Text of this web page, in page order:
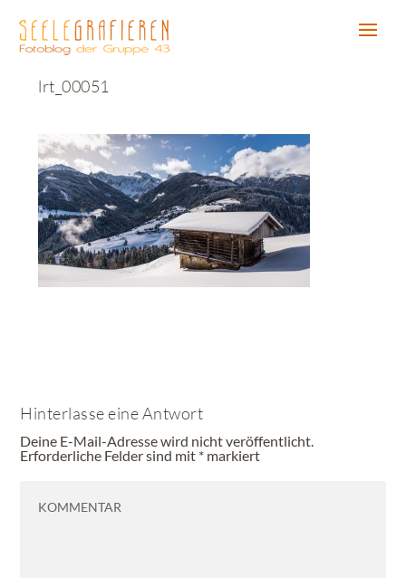
lrt_00051
Hinterlasse eine Antwort
Deine E-Mail-Adresse wird nicht veröffentlicht.
Erforderliche Felder sind mit * markiert